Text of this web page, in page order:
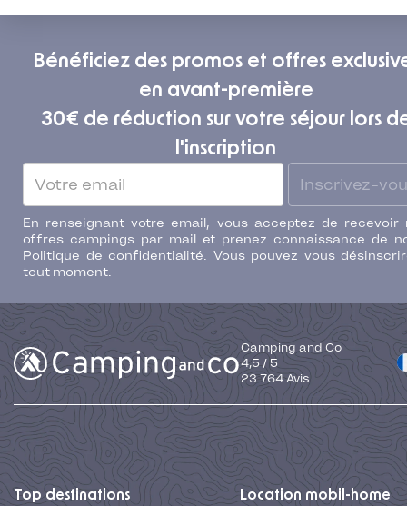
Bénéficiez des promos et offres
en avant-première
30€ de réduction sur votre séjour lors
l'inscription
Inscrivez-
En renseignant votre email, vous acceptez de recevoir
offres campings par mail et prenez connaissance de
Politique de confidentialité. Vous pouvez vous
tout moment.
Camping and Co
4,5 / 5
23 764Avis
Top destinations Location mobil-home